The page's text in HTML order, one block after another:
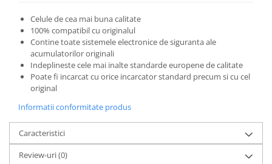
Celule de cea mai buna calitate
100% compatibil cu originalul
Contine toate sistemele electronice de siguranta ale
acumulatorilor originali
Indeplineste cele mai inalte standarde europene de calitate
Poate fi incarcat cu orice incarcator standard precum si cu cel
original
Informatii conformitate produs
Caracteristici
Review-uri(0)